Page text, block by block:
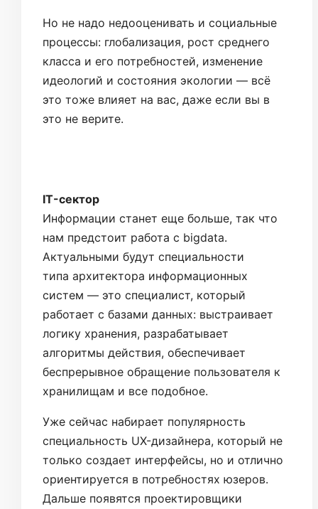
Но не надо недооценивать и социальные
процессы: глобализация, рост среднего
класса и его потребностей, изменение
идеологий и состояния экологии — всё
это тоже влияет на вас, даже если вы в
это не верите.
IT-сектор
Информации станет еще больше, так что
нам предстоит работа с bigdata.
Актуальными будут специальности
типа архитектора информационных
систем — это специалист, который
работает с базами данных: выстраивает
логику хранения, разрабатывает
алгоритмы действия, обеспечивает
беспрерывное обращение пользователя к
хранилищам и все подобное.
Уже сейчас набирает популярность
специальность UX-дизайнера, который не
только создает интерфейсы, но и отлично
ориентируется в потребностях юзеров.
Дальше появятся проектировщики